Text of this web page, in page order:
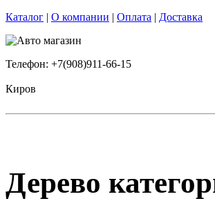
Каталог | О компании | Оплата | Доставка
Телефон: +7(908)911-66-15
Киров
Дерево